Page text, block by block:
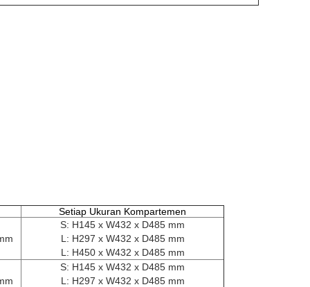
Setiap Ukuran Kompartemen
S: H145 x W432 x D485 mm
L: H297 x W432 x D485 mm
L: H450 x W432 x D485 mm
S: H145 x W432 x D485 mm
L: H297 x W432 x D485 mm